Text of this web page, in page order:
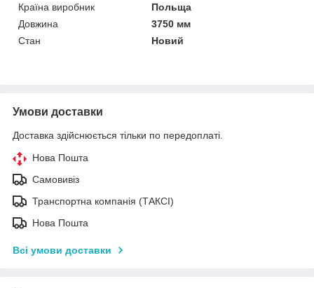
Країна виробник
Польща
Довжина
3750 мм
Стан
Новий
Умови доставки
Доставка здійснюється тільки по передоплаті.
Нова Пошта
Самовивіз
Транспортна компанія (ТАКСІ)
Нова Пошта
Всі умови доставки